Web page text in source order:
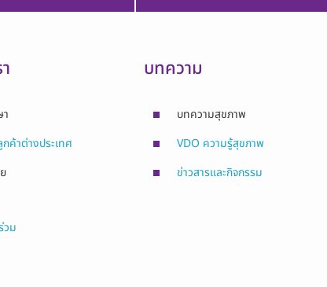
ค้าต่างประเทศ
วม
บทความ
บทความสุขภาพ
VDO ความรู้สุขภาพ
ข่าวสารและกิจกรรม